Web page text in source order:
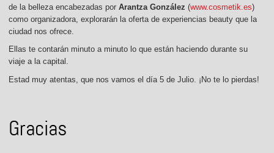
de la belleza encabezadas porArantza González (www.cosmetik.es)
como organizadora, explorarán la oferta de experiencias beauty que la
ciudad nos ofrece.
Ellas te contarán minuto a minuto lo que están haciendo durante su
viaje a la capital.
Estad muy atentas, que nos vamos el día 5 de Julio. ¡No te lo pierdas!
Gracias